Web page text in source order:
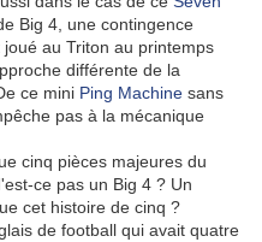
Big 4, une contingence
au Triton au printemps
différente de la
ce mini Ping Machine sans
pas à la mécanique
cinq pièces majeures du
ce pas un Big 4 ? Un
cet histoire de cinq ?
de football qui avait quatre